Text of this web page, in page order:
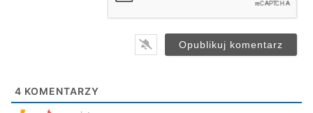
4 KOMENTARZY